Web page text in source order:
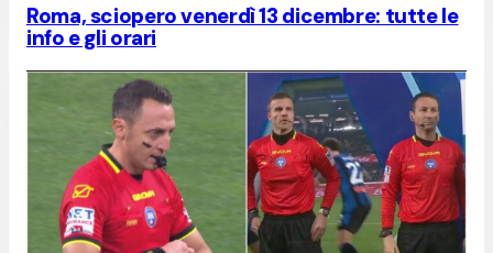
Roma, sciopero venerdì 13 dicembre: tutte le
info e gli orari